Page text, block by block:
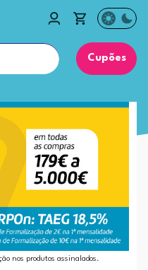
Cupões
nos produtos assinalados.